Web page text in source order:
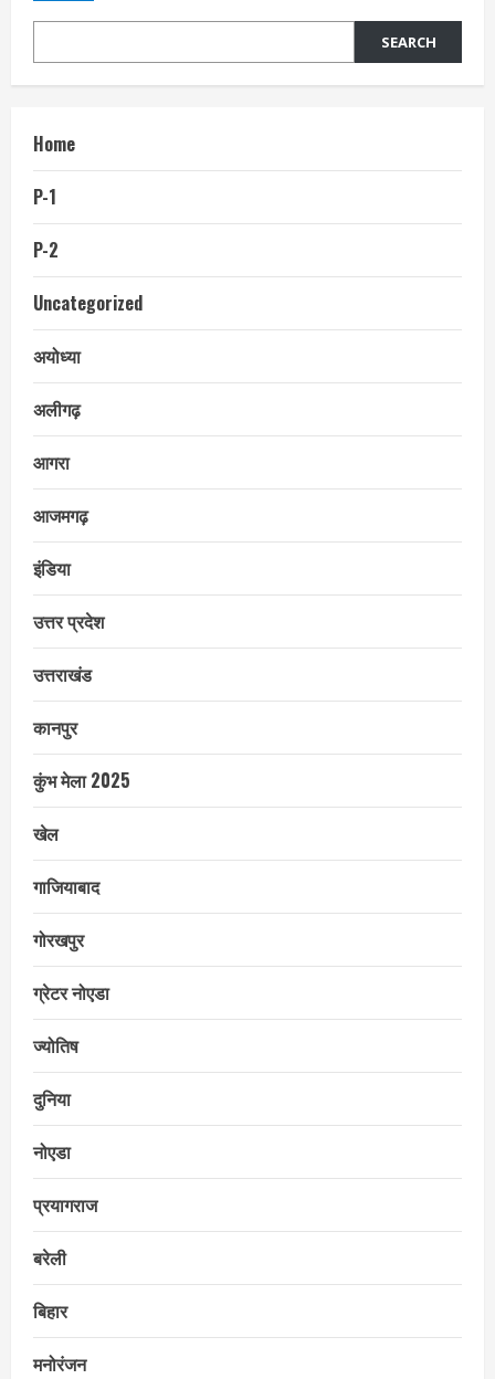
SEARCH
Home
P-1
P-2
Uncategorized
अयोध्या
अलीगढ़
आगरा
आजमगढ़
इंडिया
उत्तर प्रदेश
उत्तराखंड
कानपुर
कुंभ मेला 2025
खेल
गाजियाबाद
गोरखपुर
ग्रेटर नोएडा
ज्योतिष
दुनिया
नोएडा
प्रयागराज
बरेली
बिहार
मनोरंजन